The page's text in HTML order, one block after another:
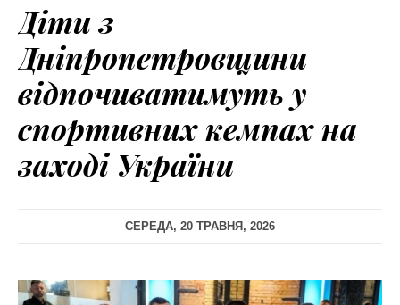
Діти з
Дніпропетровщини
відпочиватимуть у
спортивних кемпах на
заході України
СЕРЕДА, 20 ТРАВНЯ, 2026